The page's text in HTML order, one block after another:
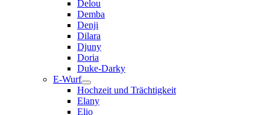
Delou
Demba
Denji
Dilara
Djuny
Doria
Duke-Darky
E-Wurf
Hochzeit und Trächtigkeit
Elany
Elio